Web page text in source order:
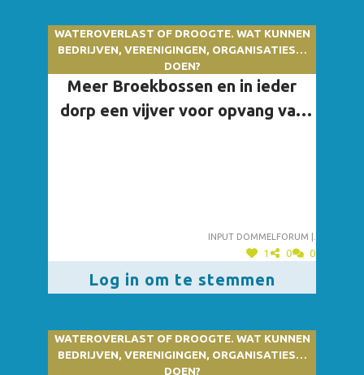
WATEROVERLAST OF DROOGTE. WAT KUNNEN
BEDRIJVEN, VERENIGINGEN, ORGANISATIES…
DOEN?
Meer Broekbossen en in ieder
dorp een vijver voor opvang van
Input dommelforum |.
1 0 0
Log in om te stemmen
WATEROVERLAST OF DROOGTE. WAT KUNNEN
BEDRIJVEN, VERENIGINGEN, ORGANISATIES…
DOEN?